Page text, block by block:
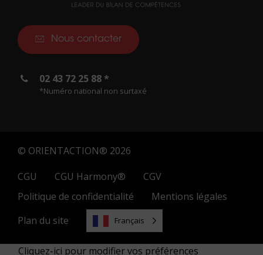
Nous contacter
02 43 72 25 88 *
*Numéro national non surtaxé
© ORIENTACTION® 2026
CGU
CGU Harmony®
CGV
Politique de confidentialité
Mentions légales
Plan du site
Français
Cliquez-ici pour modifier vos préférences
02 43 72 25 88 *